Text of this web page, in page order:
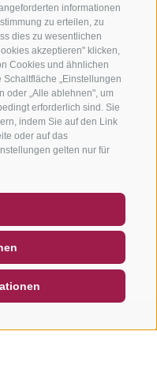
informationen
zu erteilen, zu
dies zu wesentlichen
akzeptieren" klicken,
Cookies und ähnlichen
„Einstellungen
oder „Alle ablehnen", um
erforderlich sind. Sie
indem Sie auf den Link
oder auf das
gelten nur für
WETTER